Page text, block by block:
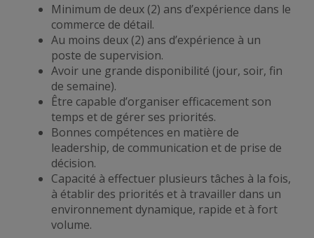
Minimum de deux (2) ans d’expérience dans le
commerce de détail.
Au moins deux (2) ans d’expérience à un
poste de supervision.
Avoir une grande disponibilité (jour, soir, fin
de semaine).
Être capable d’organiser efficacement son
temps et de gérer ses priorités.
Bonnes compétences en matière de
leadership, de communication et de prise de
décision.
Capacité à effectuer plusieurs tâches à la fois,
à établir des priorités et à travailler dans un
environnement dynamique, rapide et à fort
volume.